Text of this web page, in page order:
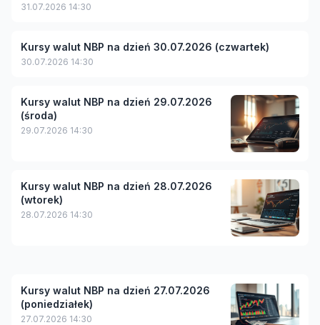
31.07.2026 14:30
Kursy walut NBP na dzień 30.07.2026 (czwartek)
30.07.2026 14:30
Kursy walut NBP na dzień 29.07.2026
(środa)
29.07.2026 14:30
Kursy walut NBP na dzień 28.07.2026
(wtorek)
28.07.2026 14:30
Kursy walut NBP na dzień 27.07.2026
(poniedziałek)
27.07.2026 14:30